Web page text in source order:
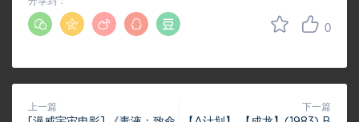
0
上一篇 下一篇